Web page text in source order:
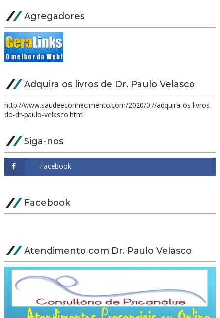
Agregadores
Adquira os livros de Dr. Paulo Velasco
http://www.saudeeconhecimento.com/2020/07/adquira-os-livros-
do-dr-paulo-velasco.html
Siga-nos
Facebook
Atendimento com Dr. Paulo Velasco